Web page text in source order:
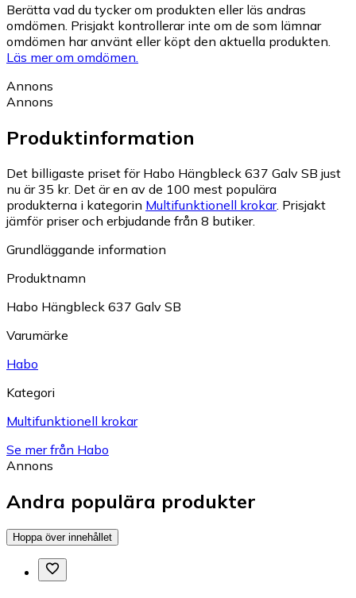
Berätta vad du tycker om produkten eller läs andras
omdömen. Prisjakt kontrollerar inte om de som lämnar
omdömen har använt eller köpt den aktuella produkten.
Läs mer om omdömen.
Annons
Annons
Produktinformation
Det billigaste priset för Habo Hängbleck 637 Galv SB just
nu är 35 kr. Det är en av de 100 mest populära
produkterna i kategorin Multifunktionell krokar. Prisjakt
jämför priser och erbjudande från 8 butiker.
Grundläggande information
Produktnamn
Habo Hängbleck 637 Galv SB
Varumärke
Habo
Kategori
Multifunktionell krokar
Se mer från Habo
Annons
Andra populära produkter
Hoppa över innehållet